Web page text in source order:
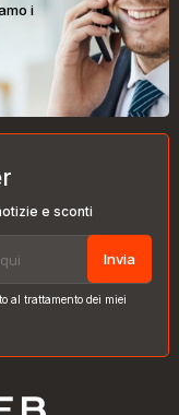
i
e sconti
Invia
al trattamento dei miei